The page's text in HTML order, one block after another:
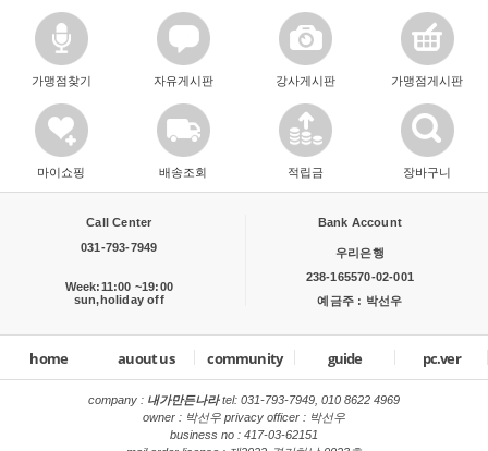
가맹점찾기 자유게시판 강사게시판 가맹점게시판
마이쇼핑 배송조회 적립금 장바구니
Call Center
031-793-7949
Week:11:00 ~19:00
sun,holiday off
Bank Account
우리은행
238-165570-02-001
예금주 : 박선우
home auout us community guide pc.ver
company : 내가만든나라tel: 031-793-7949, 010 8622 4969
owner : 박선우 privacy officer : 박선우
business no : 417-03-62151